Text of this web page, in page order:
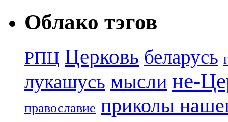
Облако тэгов
РПЦ Церковь беларусь
лукашусь мысли не-
православие приколы